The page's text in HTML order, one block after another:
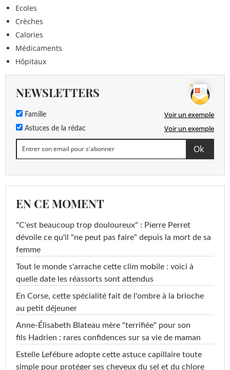
Ecoles
Crèches
Calories
Médicaments
Hôpitaux
NEWSLETTERS
Famille Voir un exemple
Astuces de la rédac Voir un exemple
EN CE MOMENT
"C'est beaucoup trop douloureux" : Pierre Perret
dévoile ce qu'il "ne peut pas faire" depuis la mort de sa
femme
Tout le monde s'arrache cette clim mobile : voici à
quelle date les réassorts sont attendus
En Corse, cette spécialité fait de l'ombre à la brioche
au petit déjeuner
Anne-Élisabeth Blateau mère "terrifiée" pour son
fils Hadrien : rares confidences sur sa vie de maman
Estelle Lefébure adopte cette astuce capillaire toute
simple pour protéger ses cheveux du sel et du chlore